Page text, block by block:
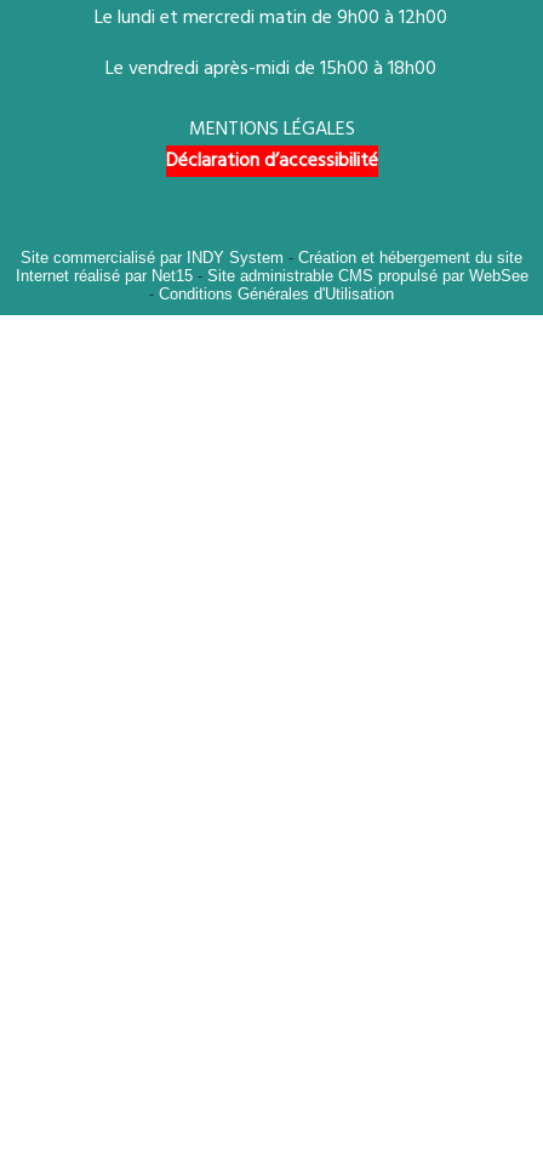
Le lundi et mercredi matin de 9h00 à 12h00
Le vendredi après-midi de 15h00 à 18h00
MENTIONS LÉGALES
Déclaration d’accessibilité
Site commercialisé par INDY System - Création et hébergement du site
Internet réalisé par Net15- Site administrable CMS propulsé par WebSee
- Conditions Générales d'Utilisation